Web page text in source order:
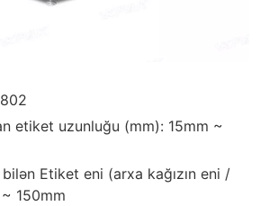
etiket uzunluğu (mm): 15mm ~
Etiket eni (arxa kağızın eni /
150mm